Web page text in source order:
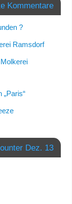
Kommentare
?
Ramsdorf
„Paris“
Dez. 13